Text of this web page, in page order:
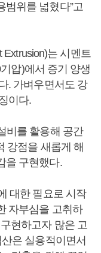
범위를 넓혔다”고
Extrusion)는 시멘트
압)에서 증기 양생
. 가벼우면서도 강
이다.
비를 활용해 공간
강점을 새롭게 해
을 구현했다.
대한 필요로 시작
자부심을 고취하
현하고자 많은 고
은 실용적이면서